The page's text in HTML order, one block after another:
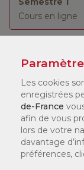
Cours en ligne
LÉGENDE :
Tarif (1) :
Vous pouvez
Selon votre
qui peuvent
Les cookies
enregistrées
de-France
afin de vous
lors de votre
davantage
préférences,